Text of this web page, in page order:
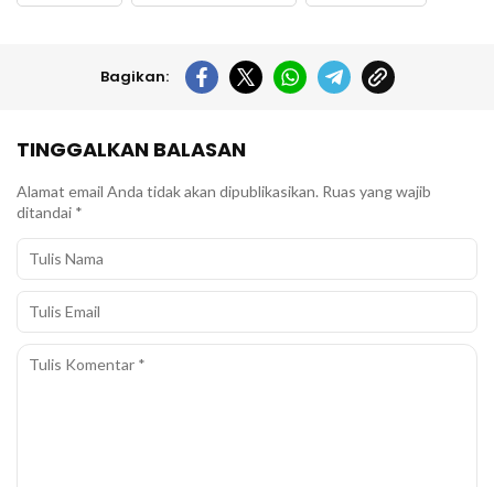
Bagikan:
TINGGALKAN BALASAN
Alamat email Anda tidak akan dipublikasikan. Ruas yang wajib
ditandai *